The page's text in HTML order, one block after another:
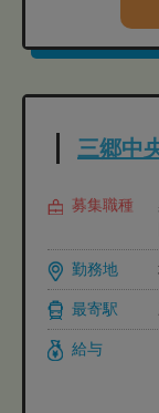
三郷中
募集職種
勤務地
最寄駅
給与